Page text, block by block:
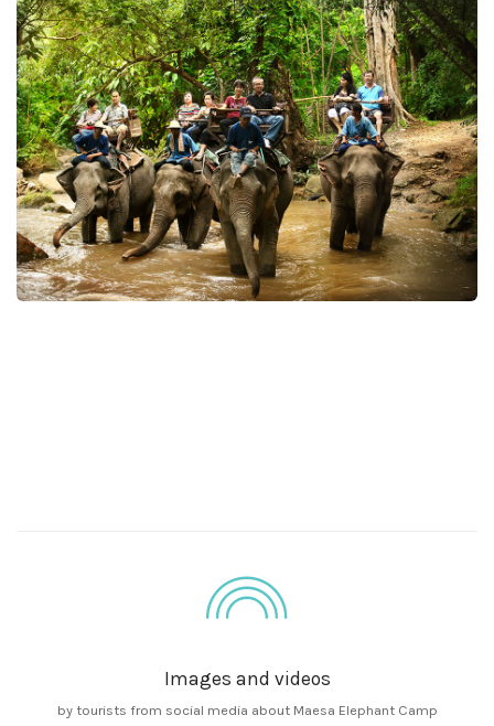
Images and videos
by tourists from social media about Maesa Elephant Camp